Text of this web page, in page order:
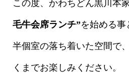
この度、かわちどん黒川本
毛牛会席ランチ”を始める事
半個室の落ち着いた空間で
くまでお楽しみください。